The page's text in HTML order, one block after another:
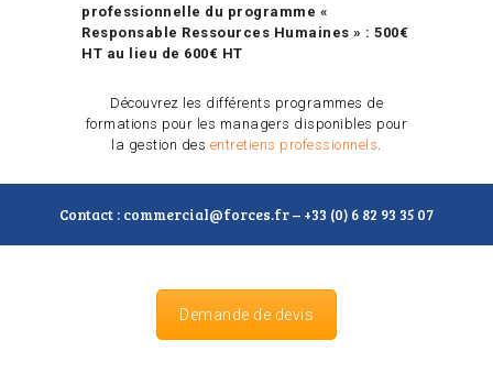
professionnelle du programme «
Responsable Ressources Humaines » : 500€
HT au lieu de 600€ HT
Découvrez les différents programmes de
formations pour les managers disponibles pour
la gestion des entretiens professionnels
Contact : commercial@forces.fr – +33 (0) 6 82 93 35 07
Demande de devis